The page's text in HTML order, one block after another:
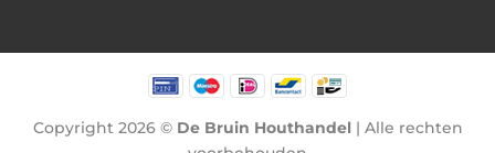
Copyright 2026 © De Bruin Houthandel | Alle rechten